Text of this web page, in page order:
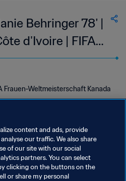
Behringer 78' |
d'Ivoire | FIFA
Kanada
Frauen-Weltmeisterschaft Kanada
content and ads, provide
our traffic. We also share
of our site with our social
partners. You can select
clicking on the buttons on the
or share my personal